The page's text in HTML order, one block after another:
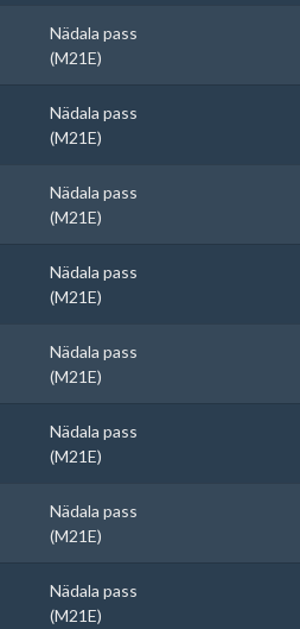
Nädala pass
(M21E)
Nädala pass
(M21E)
Nädala pass
(M21E)
Nädala pass
(M21E)
Nädala pass
(M21E)
Nädala pass
(M21E)
Nädala pass
(M21E)
Nädala pass
(M21E)